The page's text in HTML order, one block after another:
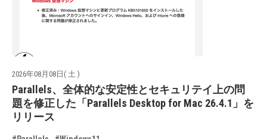
2026年08月08日( 土 )
Parallels、全体的な安定性とセキュリテイ上の問
題を修正した「Parallels Desktop for Mac 26.4.1」を
リリース